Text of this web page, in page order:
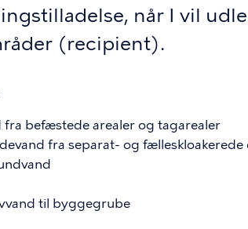
når I vil
(recipient).
befæstede arealer og tagarealer
fra separat- og fælleskloakerede
til byggegrube